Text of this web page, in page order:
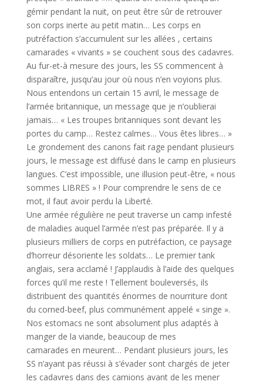
gémir pendant la nuit, on peut être sûr de retrouver
son corps inerte au petit matin… Les corps en
putréfaction s’accumulent sur les allées , certains
camarades « vivants » se couchent sous des cadavres.
Au fur-et-à mesure des jours, les SS commencent à
disparaître, jusqu’au jour où nous n’en voyions plus.
Nous entendons un certain 15 avril, le message de
l’armée britannique, un message que je n’oublierai
jamais… « Les troupes britanniques sont devant les
portes du camp… Restez calmes… Vous êtes libres… »
Le grondement des canons fait rage pendant plusieurs
jours, le message est diffusé dans le camp en plusieurs
langues. C’est impossible, une illusion peut-être, « nous
sommes LIBRES » ! Pour comprendre le sens de ce
mot, il faut avoir perdu la Liberté.
Une armée régulière ne peut traverse un camp infesté
de maladies auquel l’armée n’est pas préparée. Il y a
plusieurs milliers de corps en putréfaction, ce paysage
d’horreur désoriente les soldats… Le premier tank
anglais, sera acclamé ! J’applaudis à l’aide des quelques
forces qu’il me reste ! Tellement bouleversés, ils
distribuent des quantités énormes de nourriture dont
du corned-beef, plus communément appelé « singe ».
Nos estomacs ne sont absolument plus adaptés à
manger de la viande, beaucoup de mes
camarades en meurent… Pendant plusieurs jours, les
SS n’ayant pas réussi à s’évader sont chargés de jeter
les cadavres dans des camions avant de les mener